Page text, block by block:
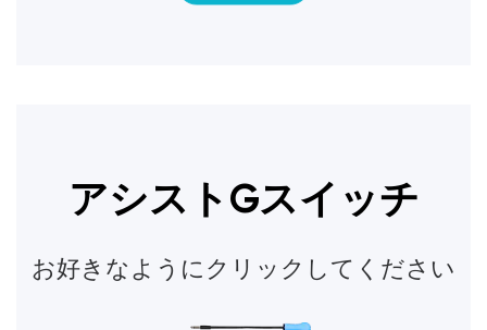
アシストGスイッチ
お好きなようにクリックしてください